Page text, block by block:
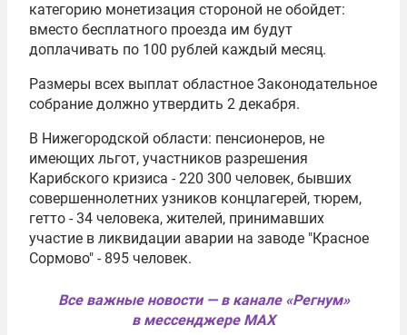
категорию монетизация стороной не обойдет:
вместо бесплатного проезда им будут
доплачивать по 100 рублей каждый месяц.
Размеры всех выплат областное Законодательное
собрание должно утвердить 2 декабря.
В Нижегородской области: пенсионеров, не
имеющих льгот, участников разрешения
Карибского кризиса - 220 300 человек, бывших
совершеннолетних узников концлагерей, тюрем,
гетто - 34 человека, жителей, принимавших
участие в ликвидации аварии на заводе "Красное
Сормово" - 895 человек.
Все важные новости — в канале «Регнум»
в мессенджере MAX